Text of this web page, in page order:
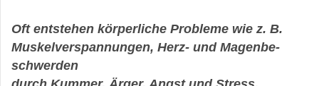
Oft entstehen körperliche Probleme wie z. B.
Mus­kelverspannungen, Herz- und Magen­be­
schwer­­den